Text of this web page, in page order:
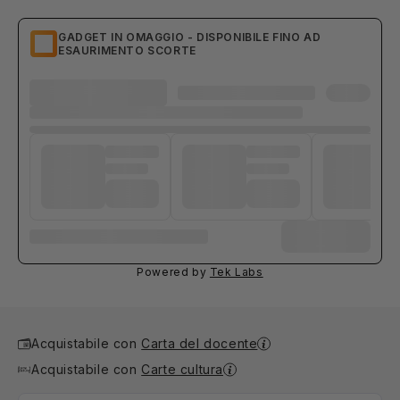
GADGET IN OMAGGIO - DISPONIBILE FINO AD
ESAURIMENTO SCORTE
Powered by Tek Labs
Acquistabile con Carta del docente
Acquistabile con Carte cultura